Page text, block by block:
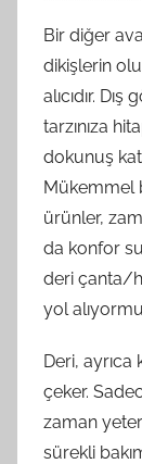
Bir diğer
dikişlerin
alıcıdır.
tarzınıza
dokunuş
Mükemmel
ürünler,
da konfor
deri çanta/
yol
Deri, ayrıca
çeker.
zaman
sürekli